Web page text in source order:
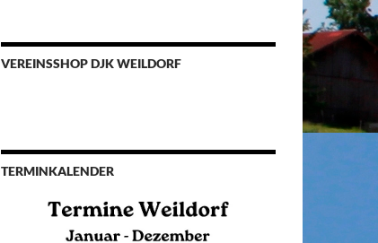
VEREINSSHOP DJK WEILDORF
TERMINKALENDER